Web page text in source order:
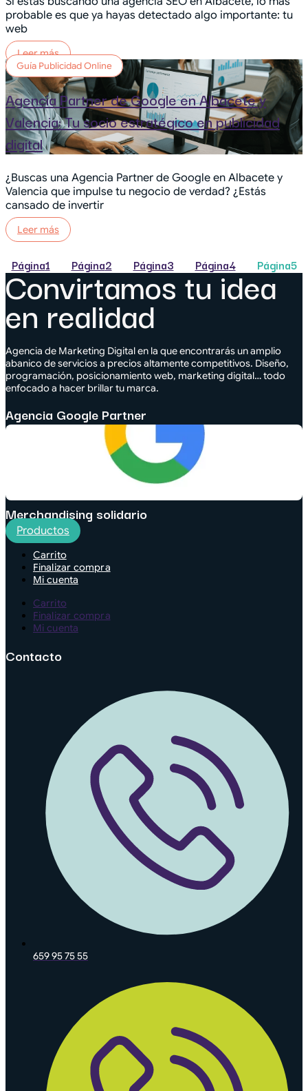
probable es que ya hayas detectado algo importante: tu
web
Leer más
Guía Publicidad Online
Agencia Partner de Google en Albacete y
Valencia: Tu socio estratégico en publicidad
digital
¿Buscas una Agencia Partner de Google en Albacete y
Valencia que impulse tu negocio de verdad? ¿Estás
cansado de invertir
Leer más
Página1 Página2 Página3 Página4 Página5
Convirtamos tu idea
en realidad
Agencia de Marketing Digital en la que encontrarás un amplio
abanico de servicios a precios altamente competitivos. Diseño,
programación, posicionamiento web, marketing digital… todo
enfocado a hacer brillar tu marca.
Agencia Google Partner
Merchandising solidario
Productos
Carrito
Finalizar compra
Mi cuenta
Carrito
Finalizar compra
Mi cuenta
Contacto
659 95 75 55